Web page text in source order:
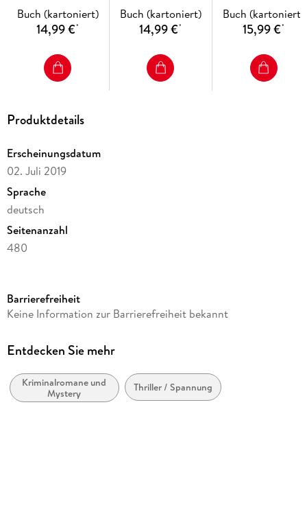
Buch (kartoniert)
14,99 €*
Buch (kartoniert)
14,99 €*
Buch (kartoniert)
15,99 €*
Produktdetails
Erscheinungsdatum
02. Juli 2019
Sprache
deutsch
Seitenanzahl
480
Reihe
Autor/Autorin
Verlag/Hersteller
epubli
Barrierefreiheit
Keine Information zur Barrierefreiheit bekannt
Entdecken Sie mehr
Kriminalromane und
Mystery
Thriller / Spannung